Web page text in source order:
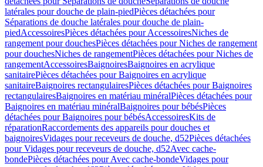
latérales pour douche de plain-piedPièces détachées pour
Séparations de douche latérales pour douche de plain-
piedAccessoiresPièces détachées pour AccessoiresNiches de
rangement pour douchesPièces détachées pour Niches de rangement
pour douchesNiches de rangementPièces détachées pour Niches de
rangementAccessoiresBaignoiresBaignoires en acrylique
sanitairePièces détachées pour Baignoires en acrylique
sanitaireBaignoires rectangulairesPièces détachées pour Baignoires
rectangulairesBaignoires en matériau minéralPièces détachées pour
Baignoires en matériau minéralBaignoires pour bébésPièces
détachées pour Baignoires pour bébésAccessoiresKits de
réparationRaccordements des appareils pour douches et
baignoiresVidages pour receveurs de douche, d52Pièces détachées
pour Vidages pour receveurs de douche, d52Avec cache-
bondePièces détachées pour Avec cache-bondeVidages pour